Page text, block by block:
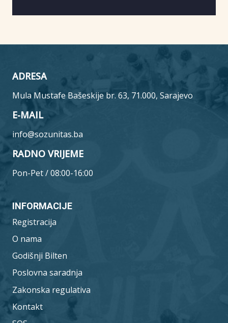
ADRESA
Mula Mustafe Bašeskije br. 63, 71.000, Sarajevo
E-MAIL
info@sozunitas.ba
RADNO VRIJEME
Pon-Pet / 08:00-16:00
INFORMACIJE
Registracija
O nama
Godišnji Bilten
Poslovna saradnja
Zakonska regulativa
Kontakt